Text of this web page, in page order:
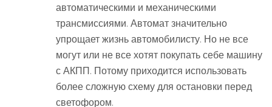
автоматическими и механическими
трансмиссиями. Автомат значительно
упрощает жизнь автомобилисту. Но не все
могут или не все хотят покупать себе машину
с АКПП. Потому приходится использовать
более сложную схему для остановки перед
светофором.